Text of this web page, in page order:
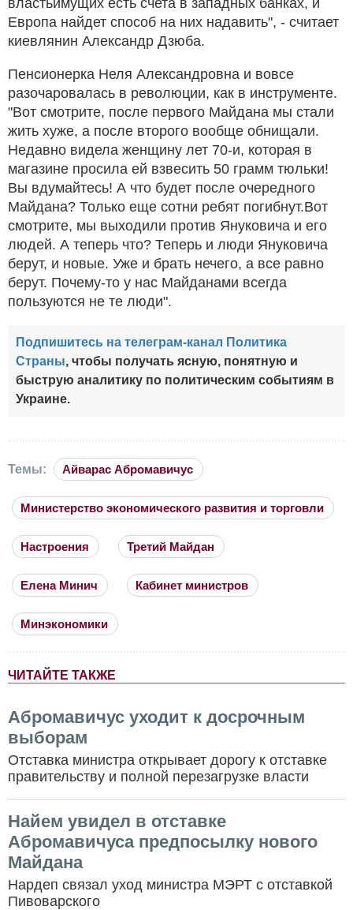
Европа найдет способ на них надавить", - считает
киевлянин Александр Дзюба.
Пенсионерка Неля Александровна и вовсе
разочаровалась в революции, как в инструменте.
"Вот смотрите, после первого Майдана мы стали
жить хуже, а после второго вообще обнищали.
Недавно видела женщину лет 70-и, которая в
магазине просила ей взвесить 50 грамм тюльки!
Вы вдумайтесь! А что будет после очередного
Майдана? Только еще сотни ребят погибнут.Вот
смотрите, мы выходили против Януковича и его
людей. А теперь что? Теперь и люди Януковича
берут, и новые. Уже и брать нечего, а все равно
берут. Почему-то у нас Майданами всегда
пользуются не те люди".
Подпишитесь на телеграм-канал Политика
Страны, чтобы получать ясную, понятную и
быструю аналитику по политическим событиям в
Украине.
Темы: Айварас Абромавичус
Министерство экономического развития и торговли
Настроения Третий Майдан
Елена Минич Кабинет министров
Минэкономики
ЧИТАЙТЕ ТАКЖЕ
Абромавичус уходит к досрочным
выборам
Отставка министра открывает дорогу к отставке
правительству и полной перезагрузке власти
Найем увидел в отставке
Абромавичуса предпосылку нового
Майдана
Нардеп связал уход министра МЭРТ с отставкой
Пивоварского